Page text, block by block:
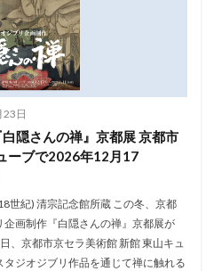
日
隠さんの禅』京都展 京都市
ーブで2026年12月17
世紀) 清宗記念館所蔵 この冬、京都
画制作『白隠さんの禅』京都展が
、京都市京セラ美術館 新館 東山キュ
ジオジブリ作品を通じて禅に触れる